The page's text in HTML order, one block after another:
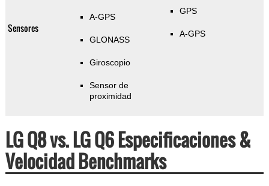
Sensores
A-GPS
GLONASS
Giroscopio
Sensor de
proximidad
GPS
A-GPS
LG Q8 vs. LG Q6 Especificaciones &
Velocidad Benchmarks